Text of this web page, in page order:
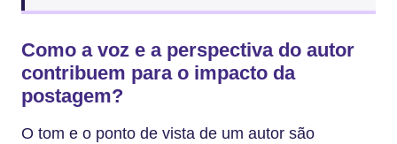
Como a voz e a perspectiva do autor
contribuem para o impacto da
postagem?
O tom e o ponto de vista de um autor são